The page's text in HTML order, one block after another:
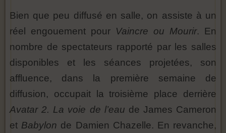
Bien que peu diffusé en salle, on assiste à un
réel engouement pour Vaincre ou Mourir. En
nombre de spectateurs rapporté par les salles
disponibles et les séances projetées, son
affluence, dans la première semaine de
diffusion, occupait la troisième place derrière
Avatar 2. La voie de l’eau de James Cameron
et Babylon de Damien Chazelle. En revanche,